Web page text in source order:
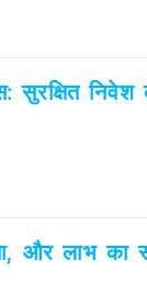
निवेश
और लाभ का